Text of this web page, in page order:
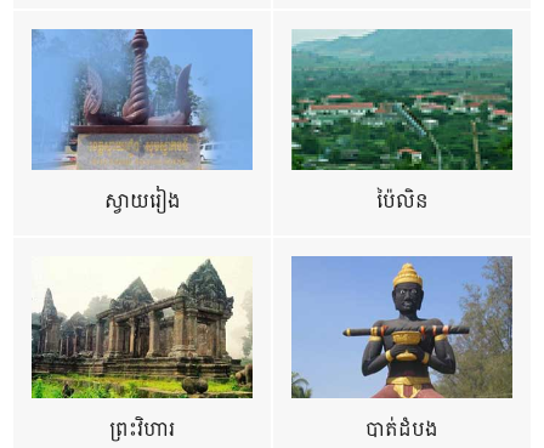
ស្វាយរៀង ប៉ៃលិន
ព្រះវិហារ បាត់ដំបង